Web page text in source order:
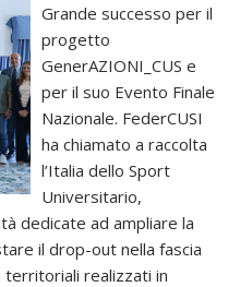
Grande successo per il
progetto
GenerAZIONI_CUS e
per il suo Evento Finale
Nazionale. FederCUSI
ha chiamato a raccolta
l’Italia dello Sport
Universitario,
dedicate ad ampliare la
il drop-out nella fascia
realizzati in